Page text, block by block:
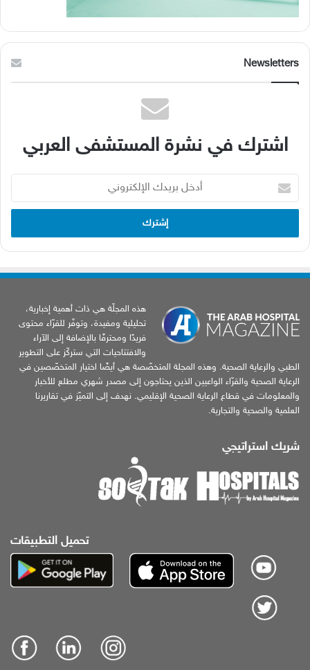
Newsletters
اشترك في نشرة المستشفى العربي
بريدك
الإلكتروني
هذه المجلّة هي ذات أهمية إخبارية،
تحليلية ومفيدة، وتوفّر للقرّاء محتوى
فريدًا ومحترفًا بالإضافة إلى الآراء
والافتتاحيات التي ستركّز على التطوير
الطبي والرعاية الصحية. وهذه المجلة المتخصّصة هي أيضًا اختيار المتخصّصين في
الرعاية الصحية والقرّاء الواعيين الذين يحتاجون إلى مصدر شهري مطلع للأخبار
والمعلومات في قطاع الرعاية الصحية الإقليمي. نهدف إلى التميّز في تقاريرنا
العلمية والصحية والتجارية.
شريك استراتيجي
تحميل التطبيقات